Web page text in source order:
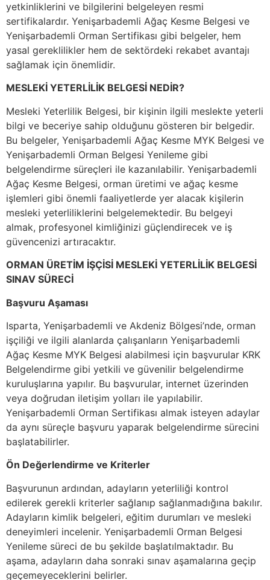
yetkinliklerini ve bilgilerini belgeleyen resmi
sertifikalardır. Yenişarbademli Ağaç Kesme Belgesi ve
Yenişarbademli Orman Sertifikası gibi belgeler, hem
yasal gereklilikler hem de sektördeki rekabet avantajı
sağlamak için önemlidir.
MESLEKİ YETERLİLİK BELGESİ NEDİR?
Mesleki Yeterlilik Belgesi, bir kişinin ilgili meslekte yeterli
bilgi ve beceriye sahip olduğunu gösteren bir belgedir.
Bu belgeler, Yenişarbademli Ağaç Kesme MYK Belgesi ve
Yenişarbademli Orman Belgesi Yenileme gibi
belgelendirme süreçleri ile kazanılabilir. Yenişarbademli
Ağaç Kesme Belgesi, orman üretimi ve ağaç kesme
işlemleri gibi önemli faaliyetlerde yer alacak kişilerin
mesleki yeterliliklerini belgelemektedir. Bu belgeyi
almak, profesyonel kimliğinizi güçlendirecek ve iş
güvencenizi artıracaktır.
ORMAN ÜRETİM İŞÇİSİ MESLEKİ YETERLİLİK BELGESİ
SINAV SÜRECİ
Başvuru Aşaması
Isparta, Yenişarbademli ve Akdeniz Bölgesi’nde, orman
işçiliği ve ilgili alanlarda çalışanların Yenişarbademli
Ağaç Kesme MYK Belgesi alabilmesi için başvurular KRK
Belgelendirme gibi yetkili ve güvenilir belgelendirme
kuruluşlarına yapılır. Bu başvurular, internet üzerinden
veya doğrudan iletişim yolları ile yapılabilir.
Yenişarbademli Orman Sertifikası almak isteyen adaylar
da aynı süreçle başvuru yaparak belgelendirme sürecini
başlatabilirler.
Ön Değerlendirme ve Kriterler
Başvurunun ardından, adayların yeterliliği kontrol
edilerek gerekli kriterler sağlanıp sağlanmadığına bakılır.
Adayların kimlik belgeleri, eğitim durumları ve mesleki
deneyimleri incelenir. Yenişarbademli Orman Belgesi
Yenileme süreci de bu şekilde başlatılmaktadır. Bu
aşama, adayların daha sonraki sınav aşamalarına geçip
geçemeyeceklerini belirler.